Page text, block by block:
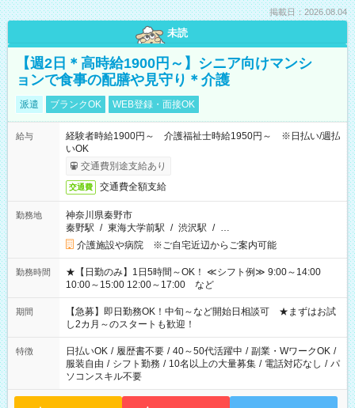
掲載日：2026.08.04
未読
【週2日＊高時給1900円～】シニア向けマンシ
ョンで食事の配膳や見守り＊介護
派遣 ブランクOK WEB登録・面接OK
給与
経験者時給1900円～ 介護福祉士時給1950円～ ※日払い/週払
いOK
交通費別途支給あり
交通費 交通費全額支給
勤務地
神奈川県秦野市
秦野駅 / 東海大学前駅 / 渋沢駅 / …
介護施設や病院 ※ご自宅近辺からご案内可能
勤務時間
★【日勤のみ】1日5時間～OK！ ≪シフト例≫ 9:00～14:00
10:00～15:00 12:00～17:00 など
期間
【急募】即日勤務OK！中旬～など開始日相談可 ★まずはお試
し2カ月～のスタートも歓迎！
特徴 日払いOK / 履歴書不要 / 40～50代活躍中 / 副業・WワークOK /
服装自由 / シフト勤務 / 10名以上の大量募集 / 電話対応なし / パ
ソコンスキル不要